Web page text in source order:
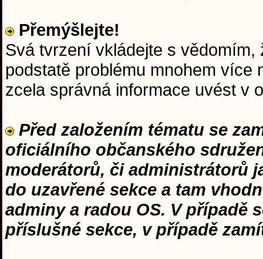
Přemýšlejte!
Svá tvrzení vkládejte s
podstatě problému mnohem více
zcela správná informace uvést v
Před založením tématu se
oficiálního občanského
moderátorů, či administrátorů
do uzavřené sekce a tam
adminy a radou OS. V případě
příslušné sekce, v případě